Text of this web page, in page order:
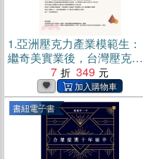
1.亞洲壓克力產業模範生：
繼奇美實業後，台灣壓克力
產業的經營故事(電子書)
7 349
書紐電子書